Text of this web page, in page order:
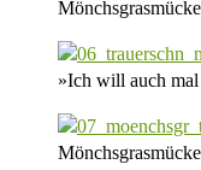
»Ich will auch mal